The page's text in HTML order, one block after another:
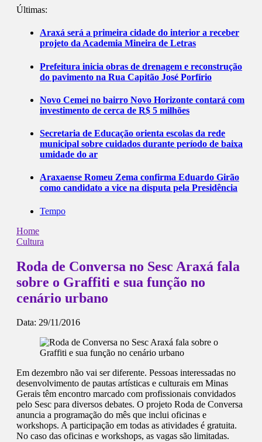
Últimas:
Araxá será a primeira cidade do interior a receber
projeto da Academia Mineira de Letras
Prefeitura inicia obras de drenagem e reconstrução
do pavimento na Rua Capitão José Porfírio
Novo Cemei no bairro Novo Horizonte contará com
investimento de cerca de R$ 5 milhões
Secretaria de Educação orienta escolas da rede
municipal sobre cuidados durante período de baixa
umidade do ar
Araxaense Romeu Zema confirma Eduardo Girão
como candidato a vice na disputa pela Presidência
Tempo
Home
Cultura
Roda de Conversa no Sesc Araxá fala
sobre o Graffiti e sua função no
cenário urbano
Data: 29/11/2016
Em dezembro não vai ser diferente. Pessoas interessadas no
desenvolvimento de pautas artísticas e culturais em Minas
Gerais têm encontro marcado com profissionais convidados
pelo Sesc para diversos debates. O projeto Roda de Conversa
anuncia a programação do mês que inclui oficinas e
workshops. A participação em todas as atividades é gratuita.
No caso das oficinas e workshops, as vagas são limitadas.